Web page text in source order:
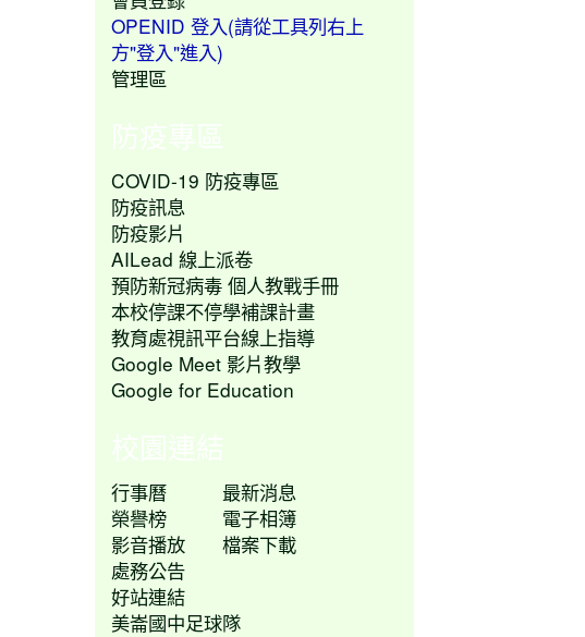
OPENID 登入(請從工具列右上
方"登入"進入)
管理區
防疫專區
COVID-19 防疫專區
防疫訊息
防疫影片
AILead 線上派卷
預防新冠病毒 個人教戰手冊
本校停課不停學補課計畫
教育處視訊平台線上指導
Google Meet 影片教學
Google for Education
校園連結
行事曆
最新消息
榮譽榜
電子相簿
影音播放
檔案下載
處務公告
好站連結
美崙國中足球隊